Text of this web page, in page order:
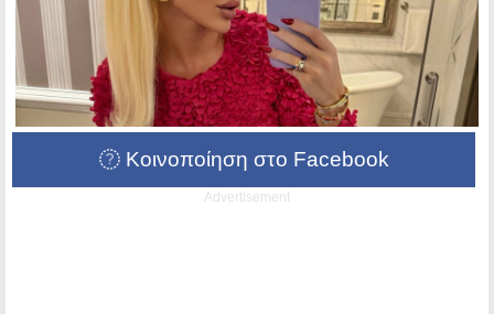
Κοινοποίηση στο Facebook
Advertisement